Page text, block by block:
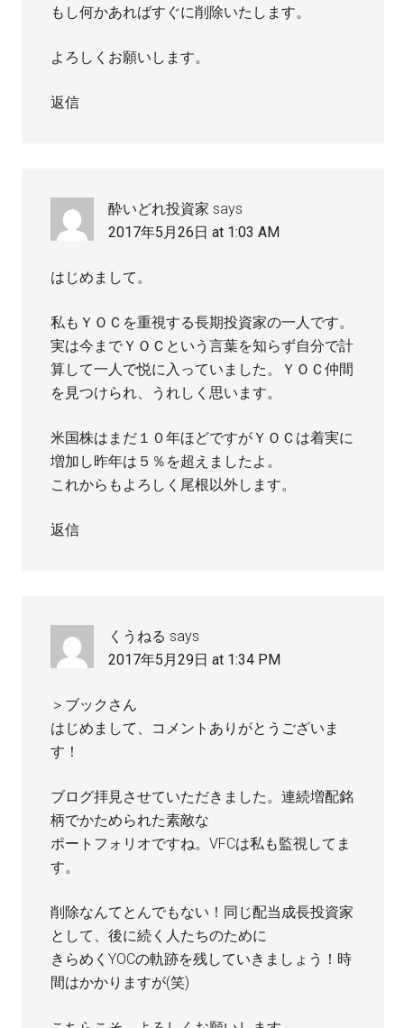
もし何かあればすぐに削除いたします。
よろしくお願いします。
返信
酔いどれ投資家 says
2017年5月26日 at 1:03 AM
はじめまして。
私もＹＯＣを重視する長期投資家の一人です。
実は今までＹＯＣという言葉を知らず自分で計
算して一人で悦に入っていました。ＹＯＣ仲間
を見つけられ、うれしく思います。
米国株はまだ１０年ほどですがＹＯＣは着実に
増加し昨年は５％を超えましたよ。
これからもよろしく尾根以外します。
返信
くうねる says
2017年5月29日 at 1:34 PM
＞ブックさん
はじめまして、コメントありがとうございま
す！
ブログ拝見させていただきました。連続増配銘
柄でかためられた素敵な
ポートフォリオですね。VFCは私も監視してま
す。
削除なんてとんでもない！同じ配当成長投資家
として、後に続く人たちのために
きらめくYOCの軌跡を残していきましょう！時
間はかかりますが(笑)